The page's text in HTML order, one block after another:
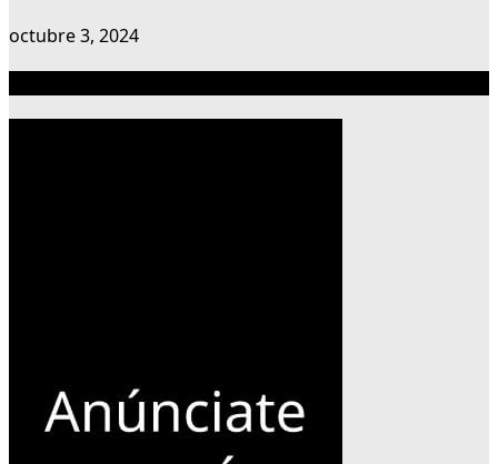
octubre 3, 2024